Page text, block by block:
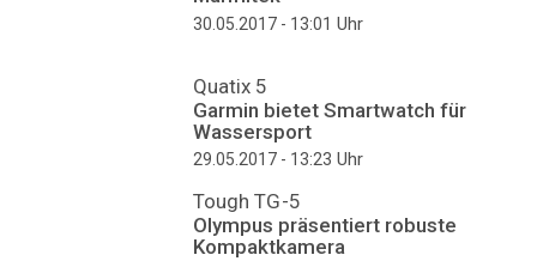
30.05.2017 - 13:01 Uhr
Quatix 5
Garmin bietet Smartwatch für
Wassersport
29.05.2017 - 13:23 Uhr
Tough TG-5
Olympus präsentiert robuste
Kompaktkamera